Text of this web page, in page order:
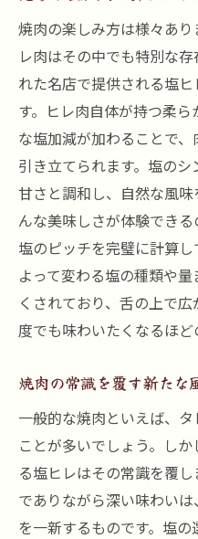
歴史を感じる塩
地元の人にも愛
黒川駅の隠れた
塩ヒレの旨味を
焼肉ファン必見黒川
塩ヒレを愛する
塩ヒレに込めら
黒川駅の焼肉の
イル
焼肉ファンが絶
塩ヒレを最高に
黒川駅でしか味
焼肉の新たな魅
塩ヒレが奏でる
焼肉の新たな魅力黒
焼肉の楽しみ方は様々あ
レ肉はその中でも特別な
れた名店で提供される塩
す。ヒレ肉自体が持つ柔
な塩加減が加わることで
引き立てられます。塩の
甘さと調和し、自然な風
んな美味しさが体験でき
塩のピッチを完璧に計算
よって変わる塩の種類や
くされており、舌の上で
度でも味わいたくなるほど
焼肉の常識を覆す新たな
一般的な焼肉といえば、
ことが多いでしょう。し
る塩ヒレはその常識を覆
でありながら深い味わい
を一新するものです。塩